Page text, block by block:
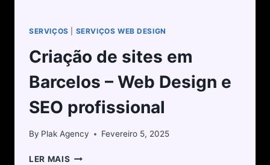
SERVIÇOS SERVIÇOS WEB DESIGN
Criação de sites em
Barcelos – Web Design e
SEO profissional
By Plak Agency Fevereiro 5, 2025
LER MAIS